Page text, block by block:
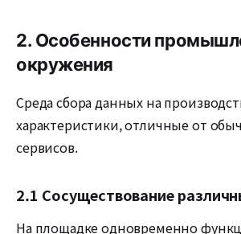
2. Особенности
окружения
Среда сбора данных на
характеристики, отличные от
сервисов.
2.1 Сосуществование
На площадке одновременно